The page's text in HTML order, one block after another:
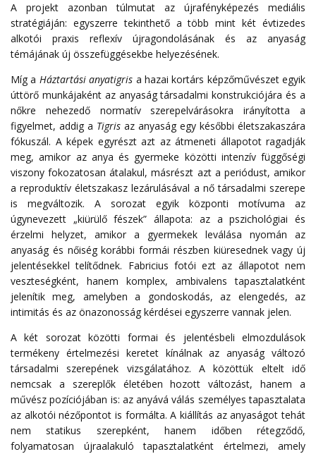
A projekt azonban túlmutat az újrafényképezés mediális
stratégiáján: egyszerre tekinthető a több mint két évtizedes
alkotói praxis reflexív újragondolásának és az anyaság
témájának új összefüggésekbe helyezésének.
Míg a Háztartási anyatigris a hazai kortárs képzőművészet egyik
úttörő munkájaként az anyaság társadalmi konstrukciójára és a
nőkre nehezedő normatív szerepelvárásokra irányította a
figyelmet, addig a Tigris az anyaság egy későbbi életszakaszára
fókuszál. A képek egyrészt azt az átmeneti állapotot ragadják
meg, amikor az anya és gyermeke közötti intenzív függőségi
viszony fokozatosan átalakul, másrészt azt a periódust, amikor
a reproduktív életszakasz lezárulásával a nő társadalmi szerepe
is megváltozik. A sorozat egyik központi motívuma az
úgynevezett „kiürülő fészek” állapota: az a pszichológiai és
érzelmi helyzet, amikor a gyermekek leválása nyomán az
anyaság és nőiség korábbi formái részben kiüresednek vagy új
jelentésekkel telítődnek. Fabricius fotói ezt az állapotot nem
veszteségként, hanem komplex, ambivalens tapasztalatként
jelenítik meg, amelyben a gondoskodás, az elengedés, az
intimitás és az önazonosság kérdései egyszerre vannak jelen.
A két sorozat közötti formai és jelentésbeli elmozdulások
termékeny értelmezési keretet kínálnak az anyaság változó
társadalmi szerepének vizsgálatához. A közöttük eltelt idő
nemcsak a szereplők életében hozott változást, hanem a
művész pozíciójában is: az anyává válás személyes tapasztalata
az alkotói nézőpontot is formálta. A kiállítás az anyaságot tehát
nem statikus szerepként, hanem időben rétegződő,
folyamatosan újraalakuló tapasztalatként értelmezi, amely